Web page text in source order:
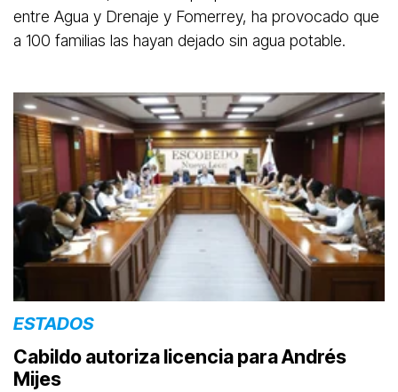
entre Agua y Drenaje y Fomerrey, ha provocado que
a 100 familias las hayan dejado sin agua potable.
ESTADOS
Cabildo autoriza licencia para Andrés
Mijes